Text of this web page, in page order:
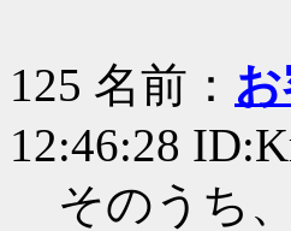
125 名前：
12:46:28
そのうち